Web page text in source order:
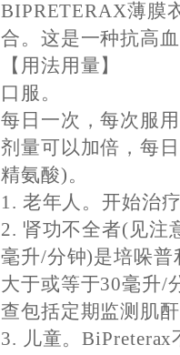
BIPRETERAX薄膜
合。这是一种抗高
【用法用量】
口服。
每日一次，每次服
剂量可以加倍，每
精氨酸)。
1. 老年人。开始治
2. 肾功不全者(见注
毫升/分钟)是培哚
大于或等于30毫升/
查包括定期监测肌
3. 儿童。